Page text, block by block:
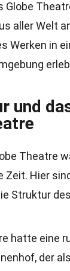
Globe
aller Welt
Werken in
und
Theatre
Zeit. Hier
Struktur
hatte eine
der